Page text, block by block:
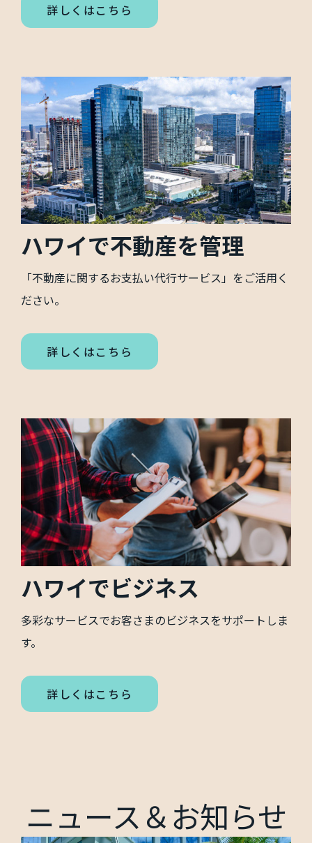
詳しくはこちら
ハワイで不動産を管理
「不動産に関するお支払い代行サービス」をご活用く
ださい。
詳しくはこちら
ハワイでビジネス
多彩なサービスでお客さまのビジネスをサポートしま
す。
詳しくはこちら
ニュース＆お知らせ